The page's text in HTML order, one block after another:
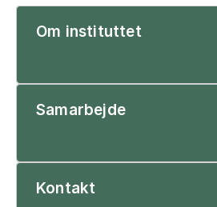
Om instituttet
Samarbejde
Kontakt